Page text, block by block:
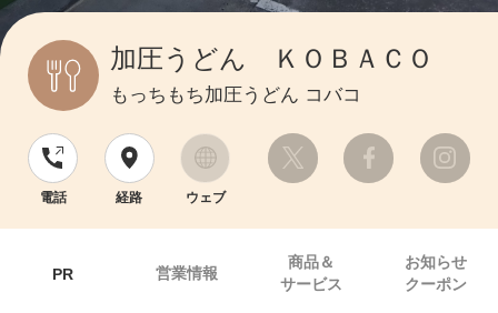
加圧うどん ＫＯＢＡＣＯ
もっちもち加圧うどん コバコ
電話 経路 ウェブ
PR 営業情報
商品＆
サービス
お知らせ
クーポン